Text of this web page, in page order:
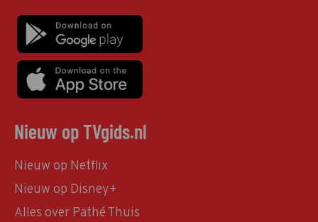
Nieuw op TVgids.nl
Nieuw op Netflix
Nieuw op Disney+
Alles over Pathé Thuis